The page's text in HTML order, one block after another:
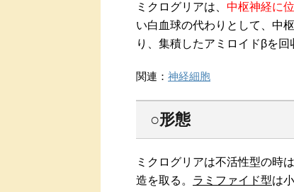
ミクログリアは、 中枢神経に
い白血球の代わりとして、中
り、集積したアミロイドβを回
関連： 神経細胞
○形態
ミクログリアは不活性型の時は
造を取る。 ラミファイド型は